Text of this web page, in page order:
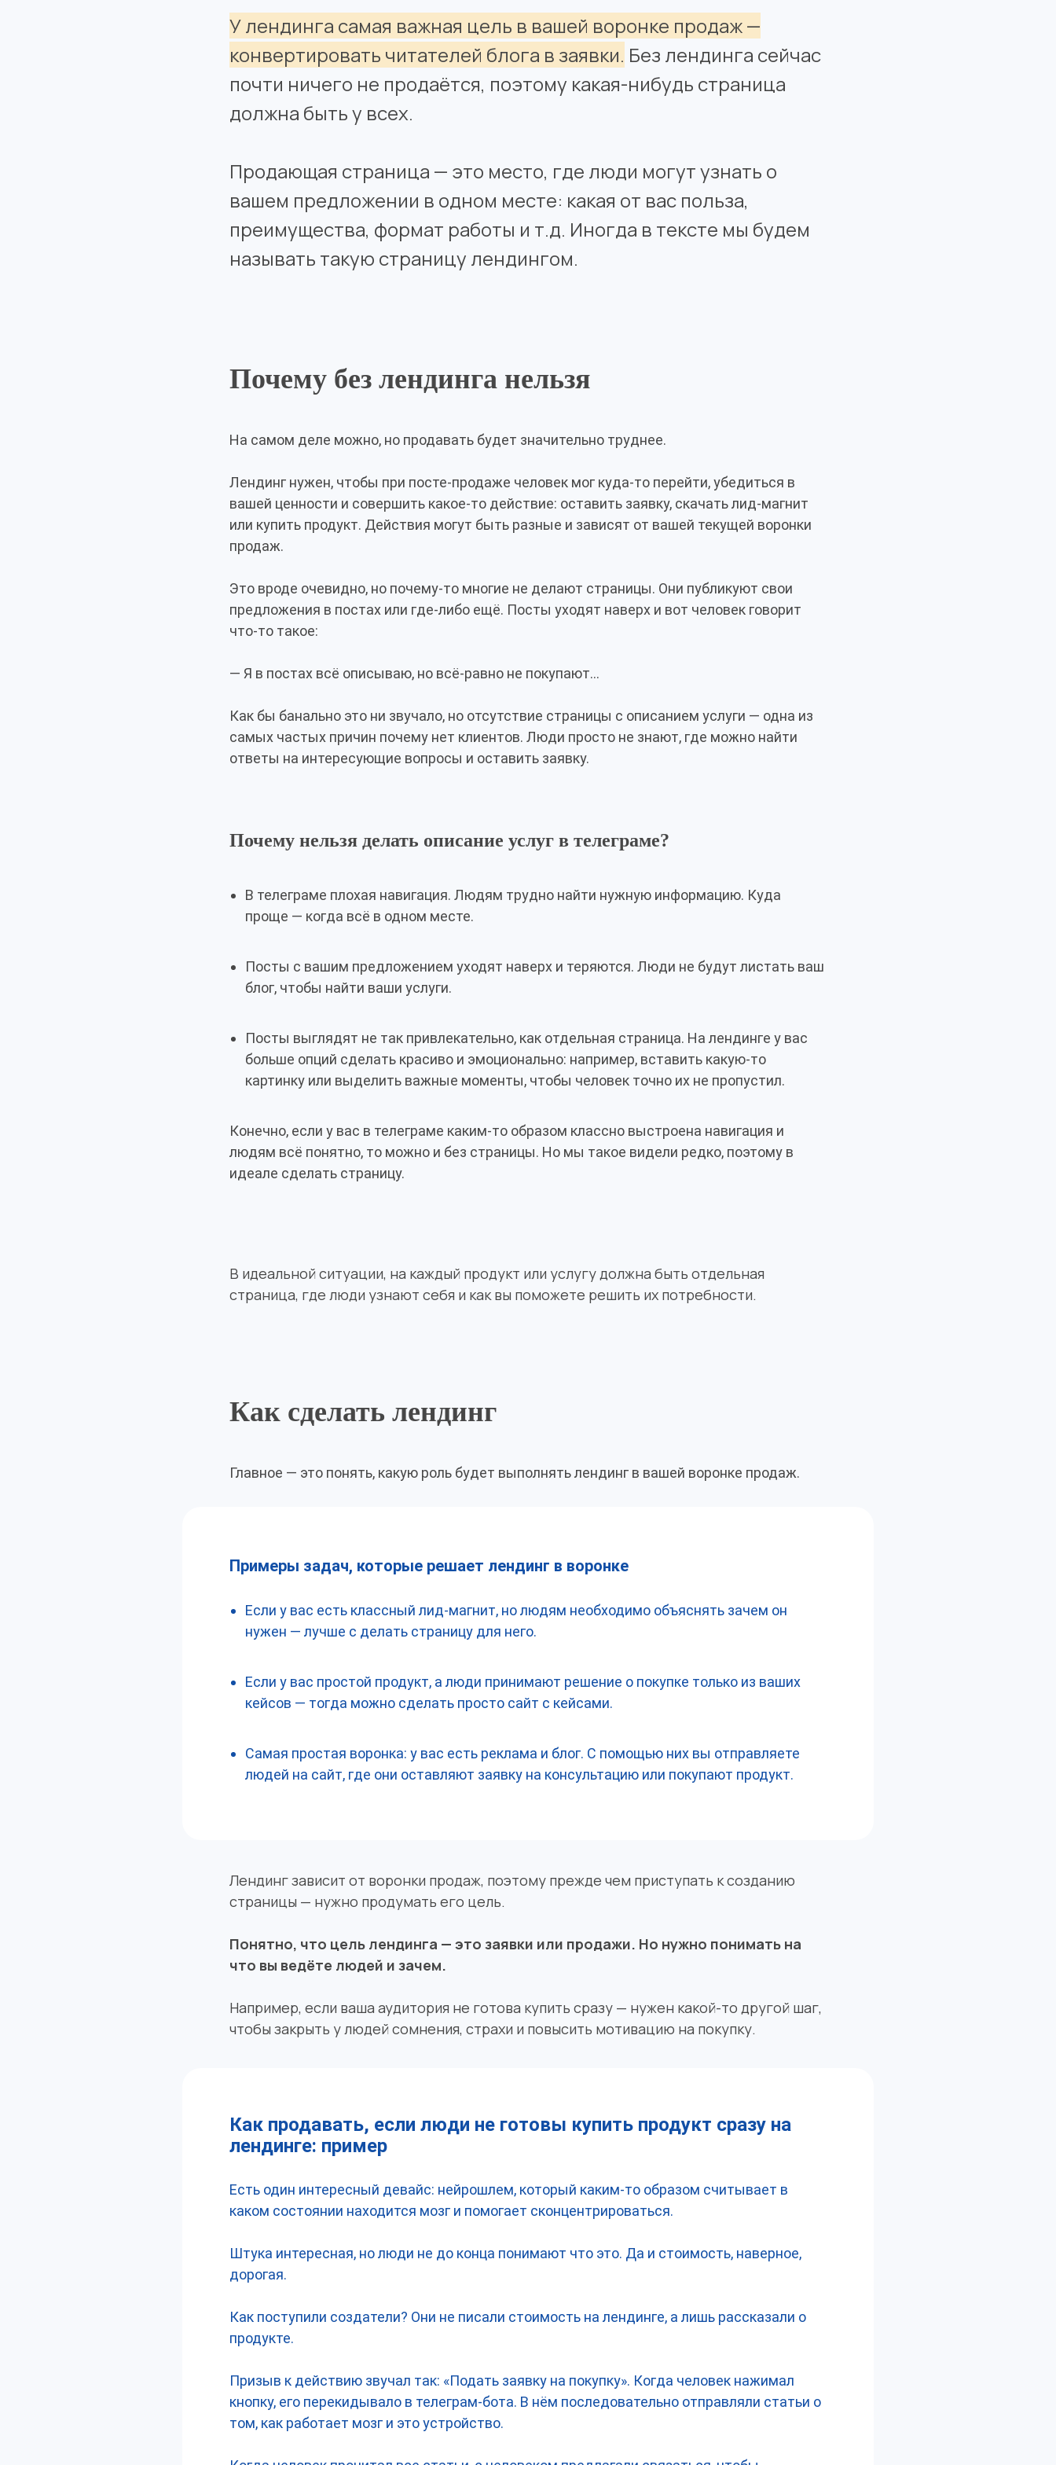
У лендинга самая важная цель в вашей воронке продаж —
конвертировать читателей блога в заявки. Без лендинга сейчас
почти ничего не продаётся, поэтому какая-нибудь страница
должна быть у всех.
Продающая страница — это место, где люди могут узнать о
вашем предложении в одном месте: какая от вас польза,
преимущества, формат работы и т.д. Иногда в тексте мы будем
называть такую страницу лендингом.
Почему без лендинга нельзя
На самом деле можно, но продавать будет значительно труднее.
Лендинг нужен, чтобы при посте-продаже человек мог куда-то перейти, убедиться в
вашей ценности и совершить какое-то действие: оставить заявку, скачать лид-магнит
или купить продукт. Действия могут быть разные и зависят от вашей текущей воронки
продаж.
Это вроде очевидно, но почему-то многие не делают страницы. Они публикуют свои
предложения в постах или где-либо ещё. Посты уходят наверх и вот человек говорит
что-то такое:
— Я в постах всё описываю, но всё-равно не покупают…
Как бы банально это ни звучало, но отсутствие страницы с описанием услуги — одна из
самых частых причин почему нет клиентов. Люди просто не знают, где можно найти
ответы на интересующие вопросы и оставить заявку.
Почему нельзя делать описание услуг в телеграме?
В телеграме плохая навигация. Людям трудно найти нужную информацию. Куда
проще — когда всё в одном месте.
Посты с вашим предложением уходят наверх и теряются. Люди не будут листать ваш
блог, чтобы найти ваши услуги.
Посты выглядят не так привлекательно, как отдельная страница. На лендинге у вас
больше опций сделать красиво и эмоционально: например, вставить какую-то
картинку или выделить важные моменты, чтобы человек точно их не пропустил.
Конечно, если у вас в телеграме каким-то образом классно выстроена навигация и
людям всё понятно, то можно и без страницы. Но мы такое видели редко, поэтому в
идеале сделать страницу.
В идеальной ситуации, на каждый продукт или услугу должна быть отдельная
страница, где люди узнают себя и как вы поможете решить их потребности.
Как сделать лендинг
Главное — это понять, какую роль будет выполнять лендинг в вашей воронке продаж.
Примеры задач, которые решает лендинг в воронке
Если у вас есть классный лид-магнит, но людям необходимо объяснять зачем он
нужен — лучше с делать страницу для него.
Если у вас простой продукт, а люди принимают решение о покупке только из ваших
кейсов — тогда можно сделать просто сайт с кейсами.
Самая простая воронка: у вас есть реклама и блог. С помощью них вы отправляете
людей на сайт, где они оставляют заявку на консультацию или покупают продукт.
Лендинг зависит от воронки продаж, поэтому прежде чем приступать к созданию
страницы — нужно продумать его цель.
Понятно, что цель лендинга — это заявки или продажи. Но нужно понимать на
что вы ведёте людей и зачем.
Например, если ваша аудитория не готова купить сразу — нужен какой-то другой шаг,
чтобы закрыть у людей сомнения, страхи и повысить мотивацию на покупку.
Как продавать, если люди не готовы купить продукт сразу на
лендинге: пример
Есть один интересный девайс: нейрошлем, который каким-то образом считывает в
каком состоянии находится мозг и помогает сконцентрироваться.
Штука интересная, но люди не до конца понимают что это. Да и стоимость, наверное,
дорогая.
Как поступили создатели? Они не писали стоимость на лендинге, а лишь рассказали о
продукте.
Призыв к действию звучал так: «Подать заявку на покупку». Когда человек нажимал
кнопку, его перекидывало в телеграм-бота. В нём последовательно отправляли статьи о
том, как работает мозг и это устройство.